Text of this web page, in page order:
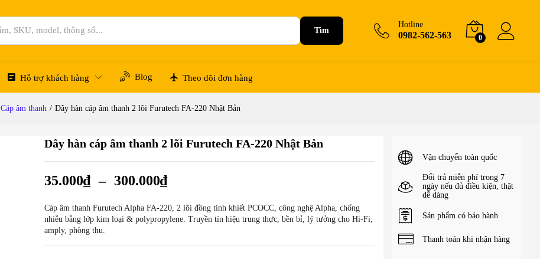
Tìm
Hotline
0982-562-563 0
Hỗ trợ khách hàng Blog Theo dõi đơn hàng
Cáp âm thanh / Dây hàn cáp âm thanh 2 lõi Furutech FA-220 Nhật Bản
Dây hàn cáp âm thanh 2 lõi Furutech FA-220 Nhật Bản
35.000₫ – 300.000₫
Cáp âm thanh Furutech Alpha FA-220, 2 lõi đồng tinh khiết PCOCC, công nghệ Alpha, chống
nhiễu bằng lớp kim loại & polypropylene. Truyền tín hiệu trung thực, bền bỉ, lý tưởng cho Hi-Fi,
amply, phòng thu.
Vận chuyển toàn quốc
Đổi trả miễn phí trong 7
ngày nếu đủ điều kiện, thật
dễ dàng
Sản phẩm có bảo hành
Thanh toán khi nhận hàng
Hỏi đáp